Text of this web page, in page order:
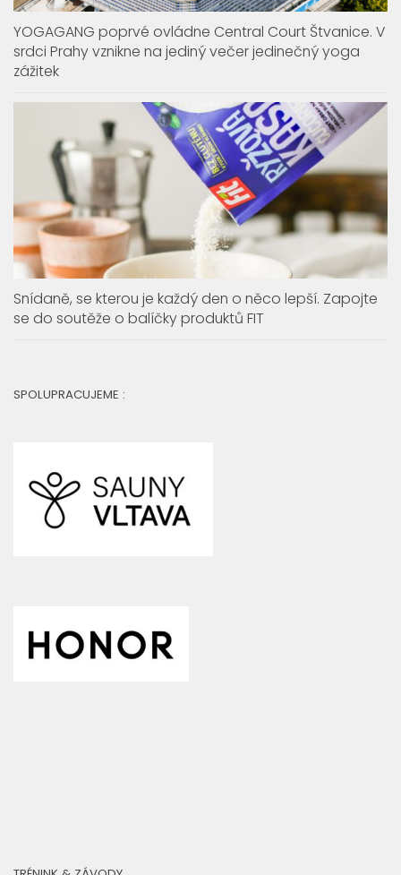
YOGAGANG poprvé ovládne Central Court Štvanice. V
srdci Prahy vznikne na jediný večer jedinečný yoga
zážitek
Snídaně, se kterou je každý den o něco lepší. Zapojte
se do soutěže o balíčky produktů FIT
SPOLUPRACUJEME :